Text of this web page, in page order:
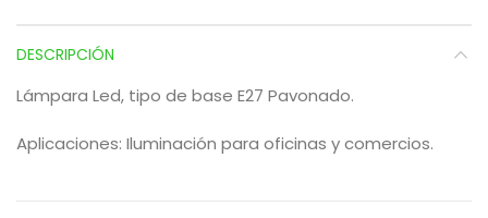
DESCRIPCIÓN
Lámpara Led, tipo de base E27 Pavonado.
Aplicaciones: Iluminación para oficinas y comercios.